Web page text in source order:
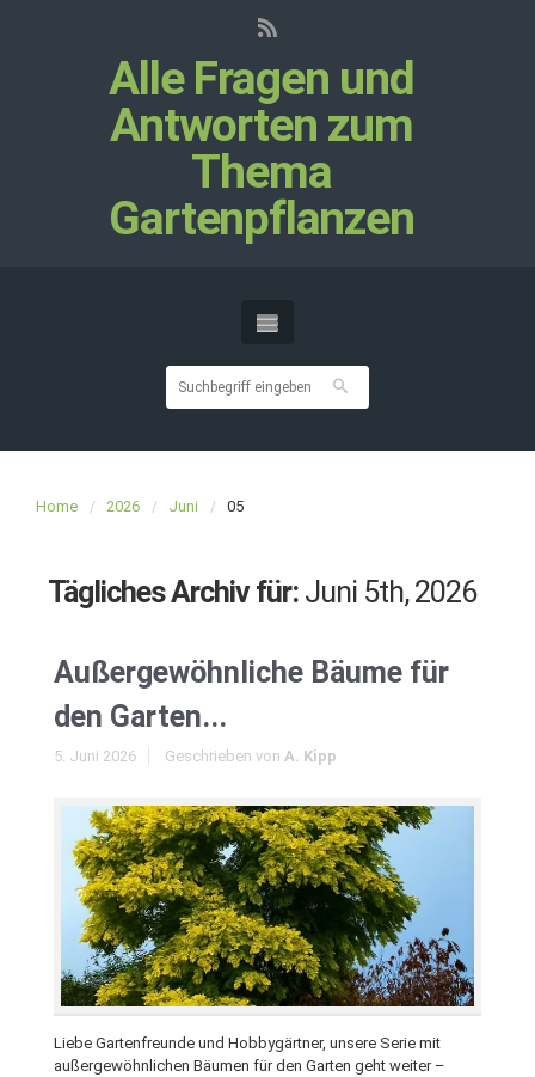
Alle Fragen und
Antworten zum
Thema
Gartenpflanzen
Home 2026 Juni 05
Tägliches Archiv für: Juni 5th, 2026
Außergewöhnliche Bäume für
den Garten...
5. Juni 2026 Geschrieben von A. Kipp
Liebe Gartenfreunde und Hobbygärtner, unsere Serie mit
außergewöhnlichen Bäumen für den Garten geht weiter –